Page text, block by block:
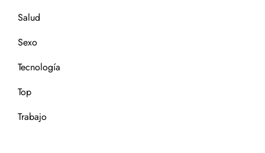
Salud
Sexo
Tecnología
Top
Trabajo